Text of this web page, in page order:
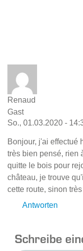
Renaud
Gast
So., 01.03.2020 -
Bonjour, j'ai effectué
très bien pensé, rien
quitte le bois pour
château, je trouve
cette route, sinon
Antworten
Schreibe